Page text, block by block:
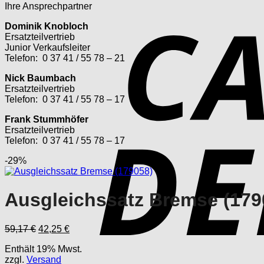
Ihre Ansprechpartner
Dominik Knobloch
Ersatzteilvertrieb
Junior Verkaufsleiter
Telefon: 0 37 41 / 55 78 – 21
Nick Baumbach
Ersatzteilvertrieb
Telefon: 0 37 41 / 55 78 – 17
Frank Stummhöfer
Ersatzteilvertrieb
Telefon: 0 37 41 / 55 78 – 17
-29%
Ausgleichssatz Bremse
59,17€ Ursprünglicher
war:
59,17 €
42,25 €Aktueller
ist:
Enthält 19% Mwst.
zzgl. Versand